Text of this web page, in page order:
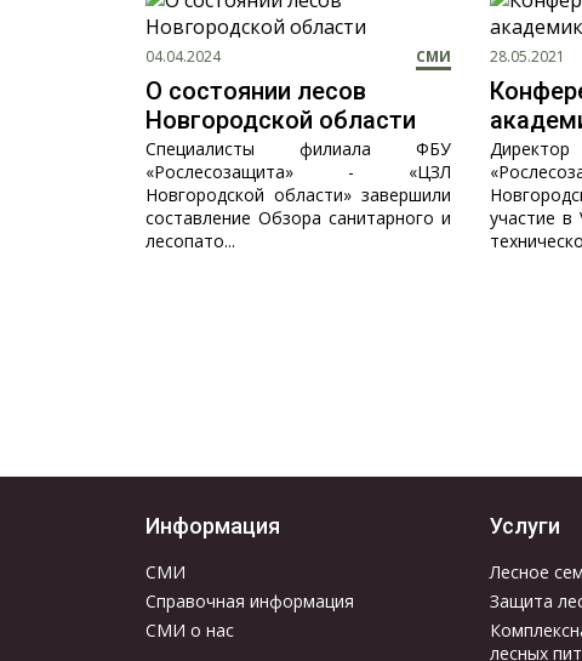
04.04.2024 СМИ
О состоянии лесов
Новгородской области
Специалисты филиала ФБУ
«Рослесозащита» - «ЦЗЛ
Новгородской области» завершили
составление Обзора санитарного и
лесопато...
28.05.2021
участие в
Информация
СМИ
Справочная информация
СМИ о нас
Услуги
Лесное
Защита
лесных